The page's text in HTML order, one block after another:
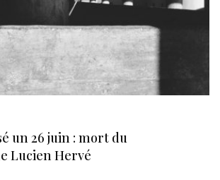
un 26 juin : mort du
Lucien Hervé